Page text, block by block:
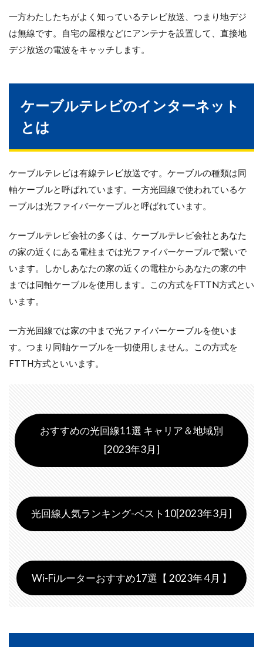
一方わたしたちがよく知っているテレビ放送、つまり地デジ
は無線です。自宅の屋根などにアンテナを設置して、直接地
デジ放送の電波をキャッチします。
ケーブルテレビのインターネット
とは
ケーブルテレビは有線テレビ放送です。ケーブルの種類は同
軸ケーブルと呼ばれています。一方光回線で使われているケ
ーブルは光ファイバーケーブルと呼ばれています。
ケーブルテレビ会社の多くは、ケーブルテレビ会社とあなた
の家の近くにある電柱までは光ファイバーケーブルで繋いで
います。しかしあなたの家の近くの電柱からあなたの家の中
までは同軸ケーブルを使用します。この方式をFTTN方式とい
います。
一方光回線では家の中まで光ファイバーケーブルを使いま
す。つまり同軸ケーブルを一切使用しません。この方式を
FTTH方式といいます。
おすすめの光回線11選 キャリア＆地域別
[2023年3月]
光回線人気ランキング-ベスト10[2023年3月]
Wi-Fiルーターおすすめ17選【 2023年 4月 】